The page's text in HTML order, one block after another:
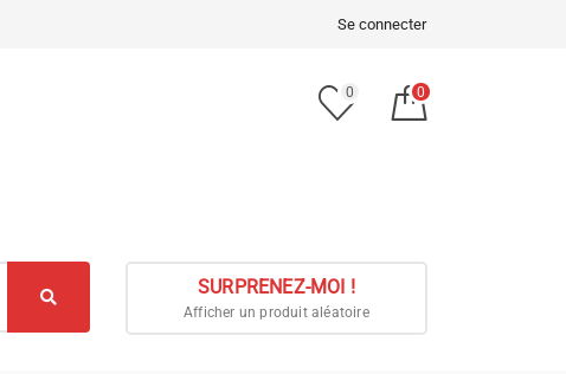
Se connecter
0 0
SURPRENEZ-MOI !
Afficher un produit aléatoire